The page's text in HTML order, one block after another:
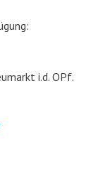
i.d. OPf.